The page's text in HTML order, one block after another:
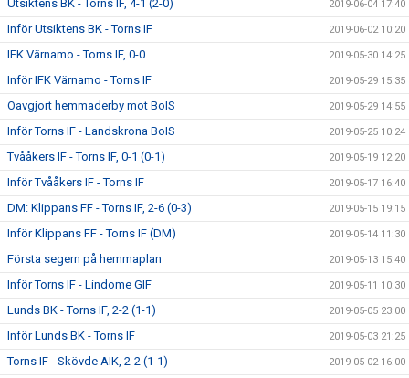
Utsiktens BK - Torns IF, 4-1 (2-0) 2019-06-04 17:40
Inför Utsiktens BK - Torns IF 2019-06-02 10:20
IFK Värnamo - Torns IF, 0-0 2019-05-30 14:25
Inför IFK Värnamo - Torns IF 2019-05-29 15:35
Oavgjort hemmaderby mot BoIS 2019-05-29 14:55
Inför Torns IF - Landskrona BoIS 2019-05-25 10:24
Tvååkers IF - Torns IF, 0-1 (0-1) 2019-05-19 12:20
Inför Tvååkers IF - Torns IF 2019-05-17 16:40
DM: Klippans FF - Torns IF, 2-6 (0-3) 2019-05-15 19:15
Inför Klippans FF - Torns IF (DM) 2019-05-14 11:30
Första segern på hemmaplan 2019-05-13 15:40
Inför Torns IF - Lindome GIF 2019-05-11 10:30
Lunds BK - Torns IF, 2-2 (1-1) 2019-05-05 23:00
Inför Lunds BK - Torns IF 2019-05-03 21:25
Torns IF - Skövde AIK, 2-2 (1-1) 2019-05-02 16:00